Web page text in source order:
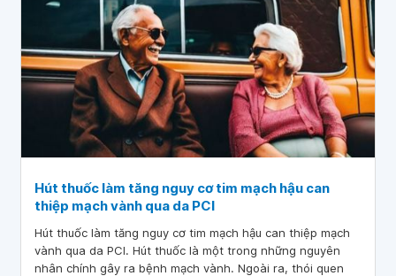
Hút thuốc làm tăng nguy cơ tim mạch hậu can
thiệp mạch vành qua da PCI
Hút thuốc làm tăng nguy cơ tim mạch hậu can thiệp mạch
vành qua da PCI. Hút thuốc là một trong những nguyên
nhân chính gây ra bệnh mạch vành. Ngoài ra, thói quen